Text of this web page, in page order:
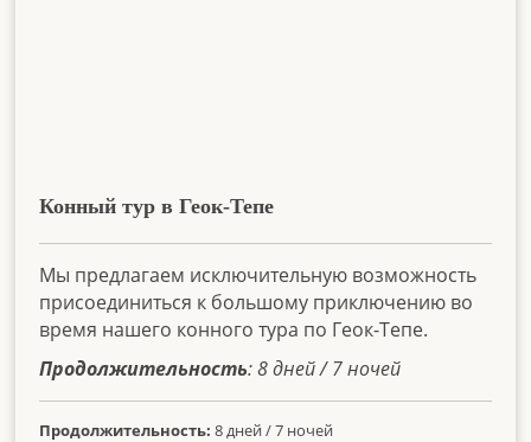
Конный тур в Геок-Тепе
Мы предлагаем исключительную возможность
присоединиться к большому приключению во
время нашего конного тура по Геок-Тепе.
Продолжительность: 8 дней / 7 ночей
Продолжительность: 8 дней / 7 ночей